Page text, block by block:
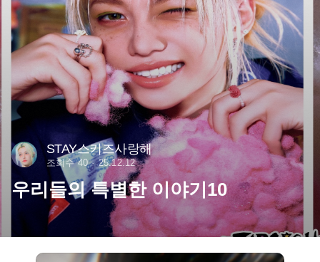
STAY스키즈사랑해
조회수 40 25.12.12
우리들의 특별한 이야기10